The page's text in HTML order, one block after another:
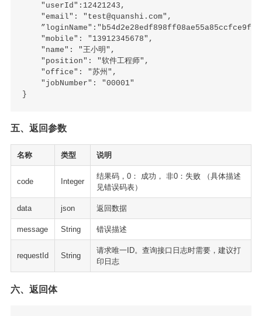
    "userId":12421243,
    "email": "test@quanshi.com",
    ”loginName":"b54d2e28edf898ff08ae55a85ccfce9f"
    "mobile": "13912345678",
    "name": "王小明",
    "position": "软件工程师",
    "office": "苏州",
    "jobNumber": "00001"
五、返回参数
名称 类型 说明
code Integer
结果码，0： 成功， 非0：失败 （具体描述
见错误码表）
data json 返回数据
message String 错误描述
requestId String
请求唯一ID。查询接口日志时需要，建议打
印日志
六、返回体